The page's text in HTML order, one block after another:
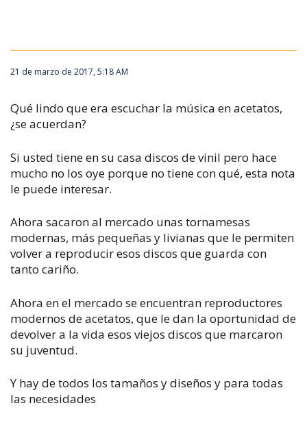
21 de marzo de 2017, 5:18 AM
Qué lindo que era escuchar la música en acetatos,
¿se acuerdan?
Si usted tiene en su casa discos de vinil pero hace
mucho no los oye porque no tiene con qué, esta nota
le puede interesar.
Ahora sacaron al mercado unas tornamesas
modernas, más pequeñas y livianas que le permiten
volver a reproducir esos discos que guarda con
tanto cariño.
Ahora en el mercado se encuentran reproductores
modernos de acetatos, que le dan la oportunidad de
devolver a la vida esos viejos discos que marcaron
su juventud.
Y hay de todos los tamaños y diseños y para todas
las necesidades